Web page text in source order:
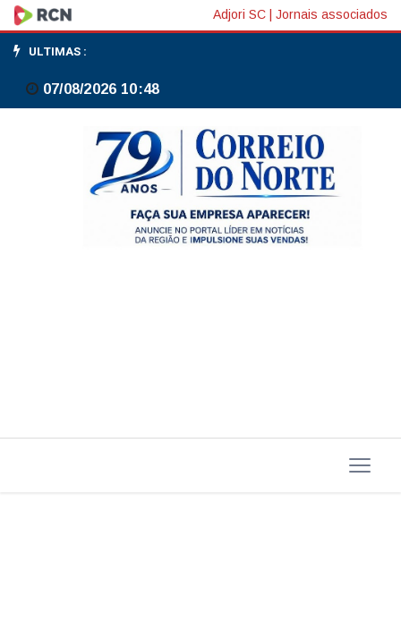
Congresso
prorroga
por
a
Adjori SC Jornais associados
ULTIMAS :
07/08/2026 10:48